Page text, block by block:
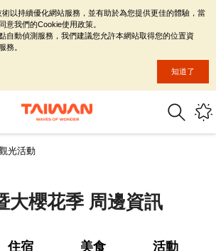
光活動
大櫻花季 周邊資訊
住宿 美食 活動
以持續優化網站服務，並有助於為您提供更佳的體驗，當
意我們的Cookie使用政策。
自動偵測服務，我們建議您允許本網站取得您的位置資
務。
知道了